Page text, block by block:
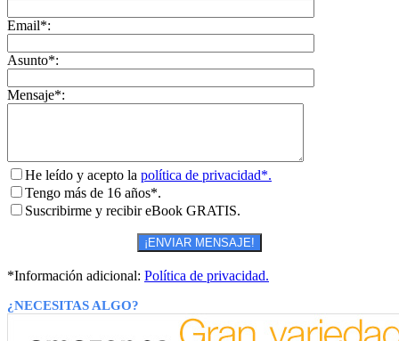
Email*:
Asunto*:
Mensaje*:
He leído y acepto la política de privacidad*.
Tengo más de 16 años*.
Suscribirme y recibir eBook GRATIS.
*Información adicional: Política de privacidad.
¿NECESITAS ALGO?